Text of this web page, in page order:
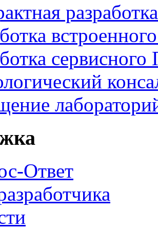
разработка
Ответ